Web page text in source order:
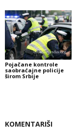
Pojačane kontrole
saobraćajne policije
širom Srbije
KOMENTARIŠI